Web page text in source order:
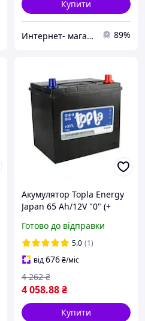
Купити
Интернет- магазин "AKB-OK" 89%
Акумулятор Topla Energy
Japan 65 Ah/12V "0" (+
Готово до відправки
5.0 (1)
від676₴/міс
4 058.88₴
4 262 ₴
Купити